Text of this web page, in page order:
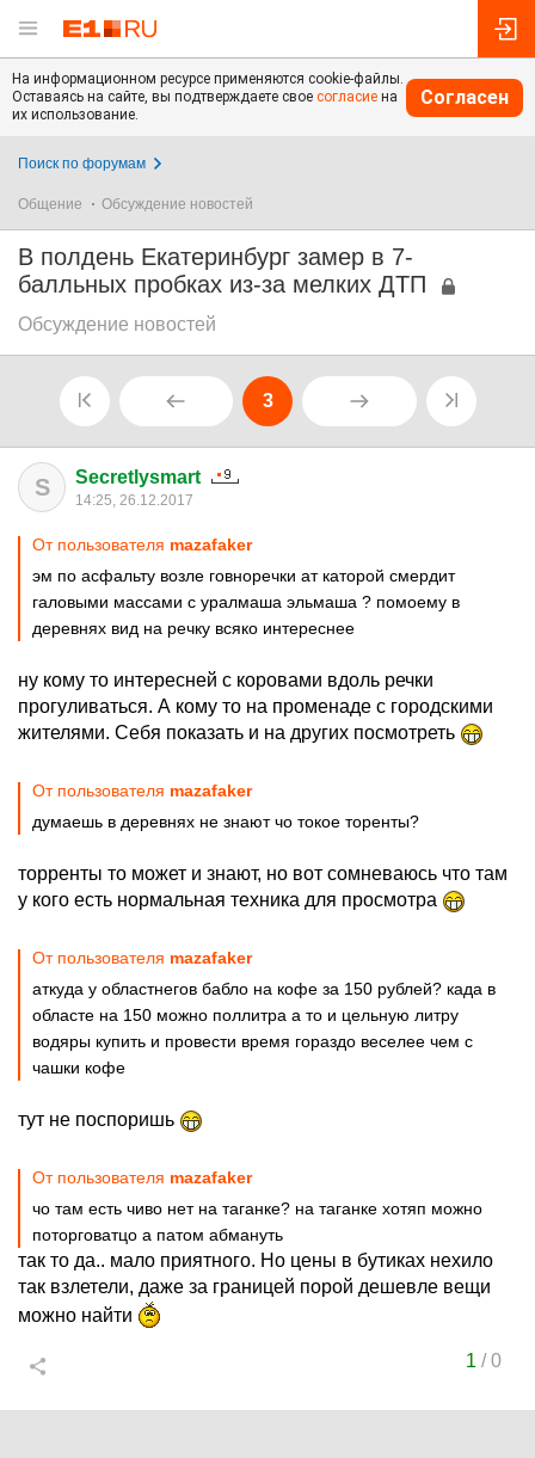
На информационном ресурсе применяются cookie-файлы.
Оставаясь на сайте, вы подтверждаете свое согласие на
их использование.
Согласен
Поиск по форумам
Общение Обсуждение новостей
В полдень Екатеринбург замер в 7-
балльных пробках из-за мелких ДТП
Обсуждение новостей
3
S Secretlysmart
14:25, 26.12.2017
От пользователя mazafaker
эм по асфальту возле говноречки ат каторой смердит
галовыми массами с уралмаша эльмаша ? помоему в
деревнях вид на речку всяко интереснее
ну кому то интересней с коровами вдоль речки
прогуливаться. А кому то на променаде с городскими
жителями. Себя показать и на других посмотреть
От пользователя mazafaker
думаешь в деревнях не знают чо токое торенты?
торренты то может и знают, но вот сомневаюсь что там
у кого есть нормальная техника для просмотра
От пользователя mazafaker
аткуда у областнегов бабло на кофе за 150 рублей? када в
областе на 150 можно поллитра а то и цельную литру
водяры купить и провести время гораздо веселее чем с
чашки кофе
тут не поспоришь
От пользователя mazafaker
чо там есть чиво нет на таганке? на таганке хотяп можно
поторговатцо а патом абмануть
так то да.. мало приятного. Но цены в бутиках нехило
так взлетели, даже за границей порой дешевле вещи
можно найти
1 /0